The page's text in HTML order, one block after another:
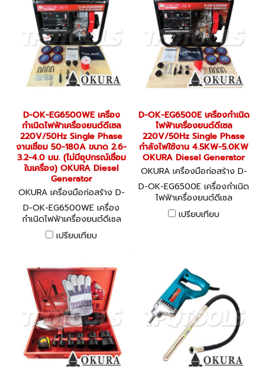
D-OK-EG6500WE เครื่อง
กำเนิดไฟฟ้าเครื่องยนต์ดีเซล
220V/50Hz Single Phase
งานเชื่อม 50-180A ขนาด 2.6-
3.2-4.0 มม. (ไม่มีอุปกรณ์เชื่อม
ในเครื่อง) OKURA Diesel
Generator
OKURA เครื่องมือก่อสร้าง D-
OK-EG6500WE
D-OK-EG6500WE เครื่อง
กำเนิดไฟฟ้าเครื่องยนต์ดีเซล
220V/50Hz Single Phase
งานเชื่อม 50-180A ขนาด 2.6-
ในเครื่อง) OKURA Diesel
Generator
เปรียบเทียบ
D-OK-EG6500E เครื่องกำเนิด
ไฟฟ้าเครื่องยนต์ดีเซล
220V/50Hz Single Phase
กำลังไฟใช้งาน 4.5KW-5.0KW
OKURA Diesel Generator
OKURA เครื่องมือก่อสร้าง D-
OK-EG6500E
D-OK-EG6500E เครื่องกำเนิด
ไฟฟ้าเครื่องยนต์ดีเซล
220V/50Hz Single Phase
กำลังไฟใช้งาน 4.5KW-5.0KW
เปรียบเทียบ